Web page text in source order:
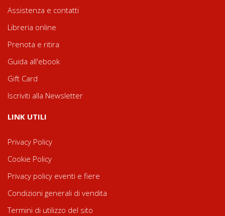
Assistenza e contatti
Libreria online
Prenota e ritira
Guida all'ebook
Gift Card
Iscriviti alla Newsletter
LINK UTILI
Privacy Policy
Cookie Policy
Privacy policy eventi e fiere
Condizioni generali di vendita
Termini di utilizzo del sito